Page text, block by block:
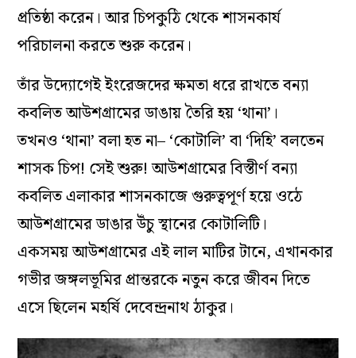
প্রতিষ্ঠা করেন। আর চিপকুঠি থেকে শাসনকার্য
পরিচালনা করতে শুরু করেন।
তাঁর উদ্যোগেই ইংরেজদের ক্ষমতা ধরে রাখতে বন্যা
কবলিত আউশগ্রামের ডাঙায় তৈরি হয় ‘থানা’।
তখনও ‘থানা’ বলা হত না– ‘কোটালি’ বা ‘দিহি’ বলতেন
শাসক চিপ! সেই শুরু! আউশগ্রামের বিস্তীর্ণ বন্যা
কবলিত এলাকার শাসনকাজে গুরুত্বপূর্ণ হয়ে ওঠে
আউশগ্রামের ডাঙার উঁচু স্থানের কোটালিটি।
একসময় আউশগ্রামের এই লাল মাটির টানে, এখানকার
গভীর জঙ্গলভূমির প্রান্তরকে নতুন করে জীবন দিতে
এসে ছিলেন মহর্ষি দেবেন্দ্রনাথ ঠাকুর।